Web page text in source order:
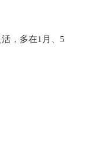
，多在1月、5